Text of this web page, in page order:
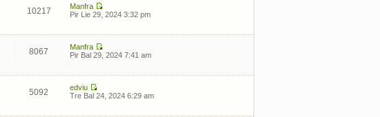
10217
Manfra
Pir Lie 29, 2024 3:32 pm
8067
Manfra
Pir Bal 29, 2024 7:41 am
5092
edviu
Tre Bal 24, 2024 6:29 am